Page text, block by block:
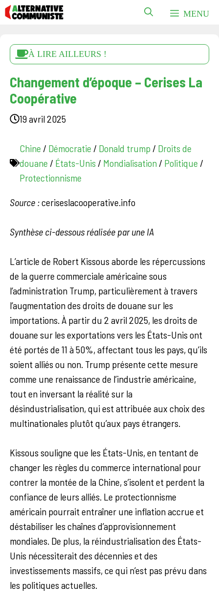
Aller
au
MENU
À LIRE AILLEURS !
Changement d’époque – Cerises La
Coopérative
19 avril 2025
Chine / Démocratie / Donald trump / Droits de
douane / États-Unis / Mondialisation / Politique /
Protectionnisme
Source :ceriseslacooperative.info
Synthèse ci-dessous réalisée par une IA
L’article de Robert Kissous aborde les répercussions
de la guerre commerciale américaine sous
l’administration Trump, particulièrement à travers
l’augmentation des droits de douane sur les
importations. À partir du 2 avril 2025, les droits de
douane sur les exportations vers les États-Unis ont
été portés de 11 à 50%, affectant tous les pays, qu’ils
soient alliés ou non. Trump présente cette mesure
comme une renaissance de l’industrie américaine,
tout en inversant la réalité sur la
désindustrialisation, qui est attribuée aux choix des
multinationales plutôt qu’aux pays étrangers.
Kissous souligne que les États-Unis, en tentant de
changer les règles du commerce international pour
contrer la montée de la Chine, s’isolent et perdent la
confiance de leurs alliés. Le protectionnisme
américain pourrait entraîner une inflation accrue et
déstabiliser les chaînes d’approvisionnement
mondiales. De plus, la réindustrialisation des États-
Unis nécessiterait des décennies et des
investissements massifs, ce qui n’est pas prévu dans
les politiques actuelles.